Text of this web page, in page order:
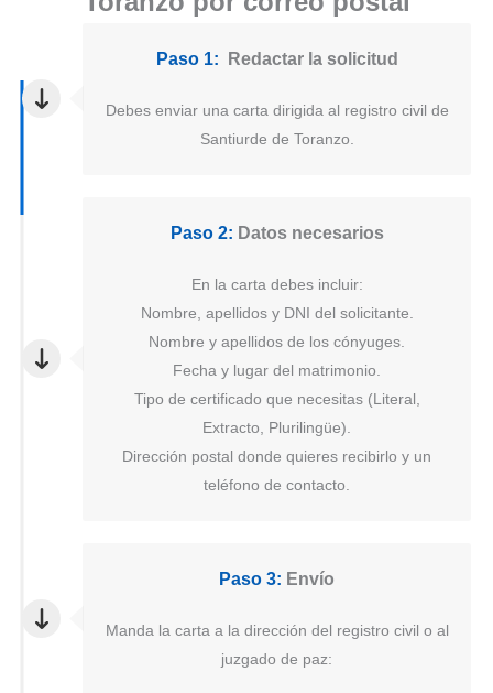
Paso 1: Redactar la solicitud
Debes enviar una carta dirigida al registro civil de
Santiurde de Toranzo.
Paso 2: Datos necesarios
En la carta debes incluir:
Nombre, apellidos y DNI del solicitante.
Nombre y apellidos de los cónyuges.
Fecha y lugar del matrimonio.
Tipo de certificado que necesitas (Literal,
Extracto, Plurilingüe).
Dirección postal donde quieres recibirlo y un
teléfono de contacto.
Paso 3: Envío
Manda la carta a la dirección del registro civil o al
juzgado de paz: